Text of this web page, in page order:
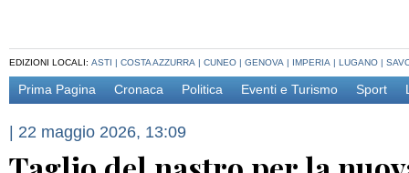
EDIZIONI LOCALI: ASTI | COSTA AZZURRA | CUNEO | GENOVA | IMPERIA | LUGANO |
Prima Pagina Cronaca Politica Eventi e Turismo Sport
| 22 maggio 2026, 13:09